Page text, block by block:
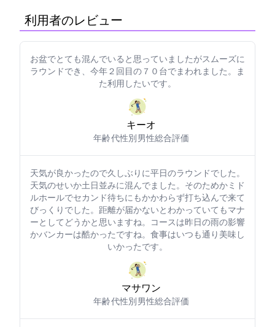
利用者のレビュー
お盆でとても混んでいると思っていましたがスムーズに
ラウンドでき、今年２回目の７０台でまわれました。ま
た利用したいです。
キーオ0443
年齢: 40代性別: 男性総合評価: 5
天気が良かったので久しぶりに平日のラウンドでした。
天気のせいか土日並みに混んでました。そのためかミド
ルホールでセカンド待ちにもかかわらず打ち込んで来て
びっくりでした。距離が届かないとわかっていてもマナ
ーとしてどうかと思いますね。コースは昨日の雨の影響
かバンカーは酷かったですね。食事はいつも通り美味し
いかったです。
マサワン0921
年齢: 50代性別: 男性総合評価: 4